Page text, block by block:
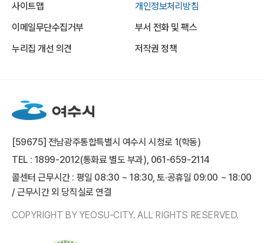
사이트맵
개인정보처리방침
이메일무단수집거부
부서 전화 및 팩스
누리집 개선 의견
저작권 정책
[59675] 전남광주통합특별시 여수시 시청로 1(학동)
TEL : 1899-2012(통화료 별도 부과), 061-659-2114
콜센터 근무시간 : 평일 08:30 ~ 18:30, 토·공휴일 09:00 ~ 18:00
/ 근무시간 외 당직실로 연결
COPYRIGHT BY YEOSU-CITY. ALL RIGHTS RESERVED.